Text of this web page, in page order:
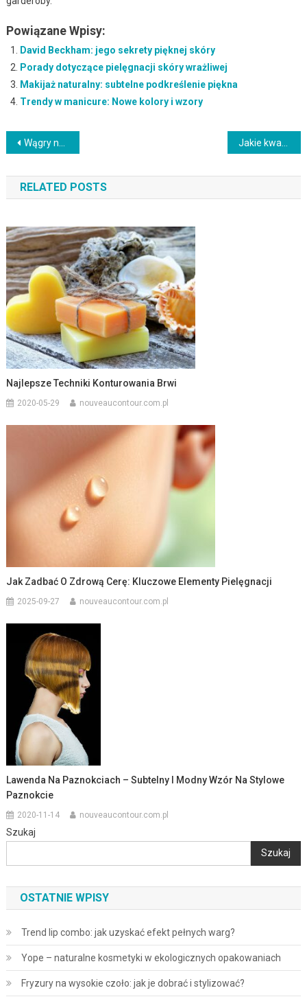
Powiązane Wpisy:
David Beckham: jego sekrety pięknej skóry
Porady dotyczące pielęgnacji skóry wrażliwej
Makijaż naturalny: subtelne podkreślenie piękna
Trendy w manicure: Nowe kolory i wzory
Nawigacja
wpisu
Wągry na nosie: przyczyny, objawy i skuteczne rozwiązania (z czym łączyć: pielęgnacja skóry)
RELATED POSTS
Najlepsze Techniki Konturowania Brwi
2020-05-29 nouveaucontour.com.pl
Jak Zadbać O Zdrową Cerę: Kluczowe Elementy Pielęgnacji
2025-09-27 nouveaucontour.com.pl
Lawenda Na Paznokciach – Subtelny I Modny Wzór Na Stylowe
Paznokcie
2020-11-14 nouveaucontour.com.pl
Szukaj
Szukaj
OSTATNIE WPISY
Trend lip combo: jak uzyskać efekt pełnych warg?
Yope – naturalne kosmetyki w ekologicznych opakowaniach
Fryzury na wysokie czoło: jak je dobrać i stylizować?